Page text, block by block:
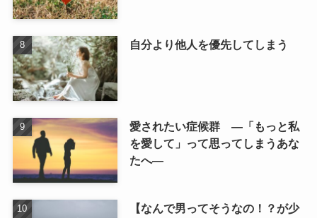
自分より他人を優先してしまう
愛されたい症候群 ―「もっと私
を愛して」って思ってしまうあな
たへ―
【なんで男ってそうなの！？が少